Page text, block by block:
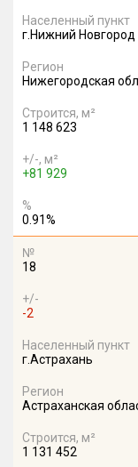
Населенный пункт
г.Нижний Новгород
Регион
Нижегородская
Строится, м²
1 148 623
+/-, м²
+81 929
%
0.91%
№
18
+/-
-2
Населенный пункт
г.Астрахань
Регион
Астраханская
Строится, м²
1 131 452